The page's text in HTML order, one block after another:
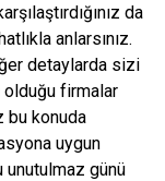
da
anlarsınız.
detaylarda sizi
olduğu firmalar
bu konuda
uygun
günü